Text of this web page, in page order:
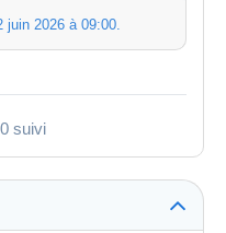
juin 2026 à 09:00.
0 suivi